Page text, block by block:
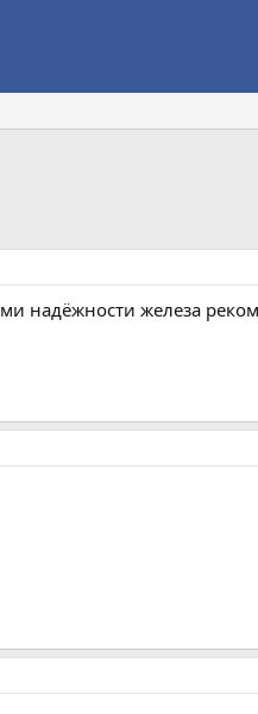
надёжности железа